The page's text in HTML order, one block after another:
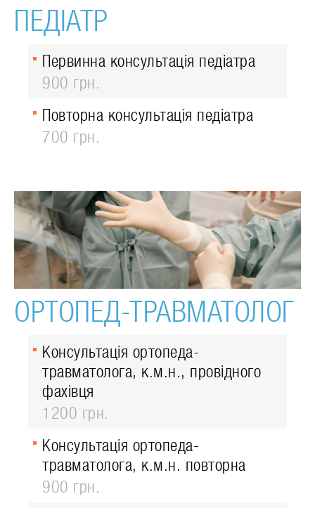
ПЕДІАТР
Первинна консультація педіатра
900 грн.
Повторна консультація педіатра
700 грн.
ОРТОПЕД-ТРАВМАТОЛОГ
Консультація ортопеда-
травматолога, к.м.н., провідного
фахівця
1200 грн.
Консультація ортопеда-
травматолога, к.м.н. повторна
900 грн.